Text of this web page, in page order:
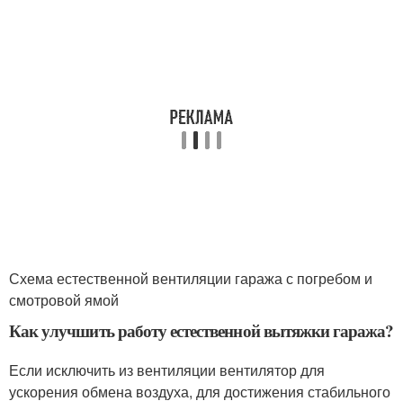
Схема естественной вентиляции гаража с погребом и
смотровой ямой
Как улучшить работу естественной вытяжки гаража?
Если исключить из вентиляции вентилятор для
ускорения обмена воздуха, для достижения стабильного